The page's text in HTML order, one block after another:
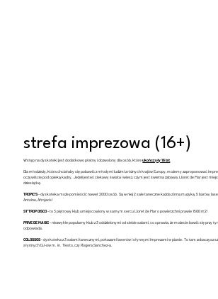
strefa imprezowa (16+)
Wstęp na dyskoteki jest dodatkowo płatny i dozwolony dla osób, któreukończyły 16 lat
Dla młodzieży, która chciałaby się pobawić z młodymi ludźmi z różnych krajów Europy, możemy zaproponować
oczywiście pod opieką kadry. Jeżeli jesteś ciekawy świata i wiesz, czym jest świetna zabawa, Lloret de Mar jest
dziesiątkę.
TROPIC'S- dyskoteka może pomieścić nawet 2000 osób. Są w niej 2 sale taneczne każda z inną muzyką, 5 barów,
Antoine, Afrojack!
ST'TROP DISCO- to 3 piętrowy klub umiejscowiony w samym sercu Lloret de Mar o powierzchni prawie 1500 m2!
PRIVE DE MAGIC- niezwykle popularny klub z 3 oddzielonymi od siebie salami, co sprawia, że możecie bawić się przy
odpowiada.
COLOSSOS- dyskoteka z 3 salami tanecznymi, pokazami laserów i słynnymi imprezami w pianie. To tam zobaczysz
słynnych DJ-ów m. in. Tiesto, czy Rogera Sanchez-a.